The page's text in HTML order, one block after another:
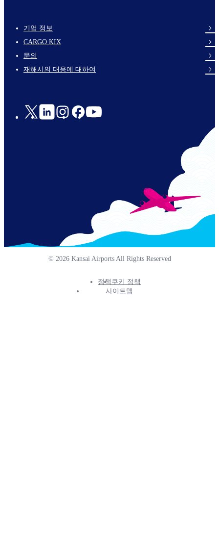
footer-
links-
en-
기업 정보
CARGO KIX
문의
재해시의 대응에 대하여
Social
© 2026 Kansai Airports All Rights Reserved
Footer
정책 쿠키 정책
사이트맵